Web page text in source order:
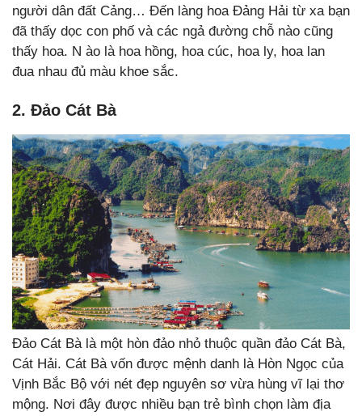
người dân đất Cảng… Đến làng hoa Đảng Hải từ xa bạn
đã thấy dọc con phố và các ngả đường chỗ nào cũng
thấy hoa. N ào là hoa hồng, hoa cúc, hoa ly, hoa lan
đua nhau đủ màu khoe sắc.
2. Đảo Cát Bà
Đảo Cát Bà là một hòn đảo nhỏ thuộc quần đảo Cát Bà,
Cát Hải. Cát Bà vốn được mệnh danh là Hòn Ngọc của
Vịnh Bắc Bộ với nét đẹp nguyên sơ vừa hùng vĩ lại thơ
mộng. Nơi đây được nhiều bạn trẻ bình chọn làm địa